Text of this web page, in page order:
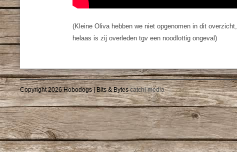
(Kleine Oliva hebben we niet opgenomen in dit
helaas is zij overleden tgv een noodlottig ongeval)
Copyright 2026 Hobodogs | Bits & Bytescatchi media